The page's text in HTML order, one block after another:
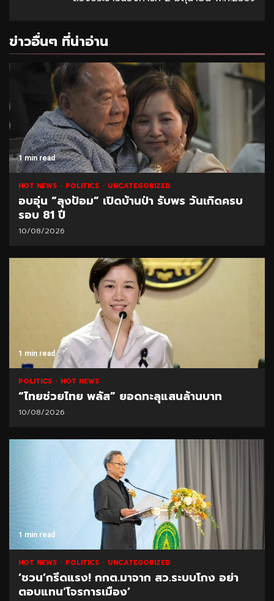
ข่าวอื่นๆ ที่น่าอ่าน
1 min read
HOT NEWS POLITICS UNCATEGORIZED
อบอุ่น “ลุงป้อม” เปิดบ้านป่า รับพร วันเกิดครบ
รอบ 81 ปี
10/08/2026
1 min read
POLITICS HOT NEWS
“ไทยช่วยไทย พลัส” ยอดทะลุแสนล้านบาท
10/08/2026
1 min read
HOT NEWS POLITICS UNCATEGORIZED
‘ชวน’กรีดแรง! กกต.มาจาก สว.ระบบโกง อย่า
ตอบแทน‘โจรการเมือง’